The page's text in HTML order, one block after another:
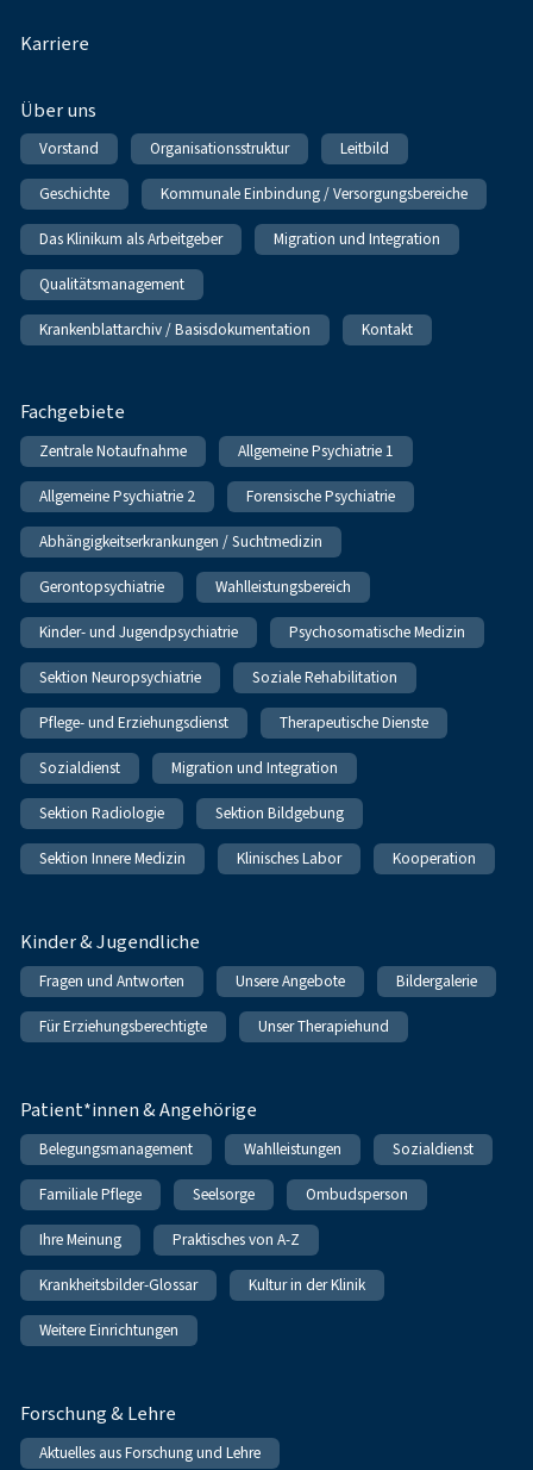
Karriere
Über uns
Vorstand Organisationsstruktur Leitbild
Geschichte Kommunale Einbindung / Versorgungsbereiche
Das Klinikum als Arbeitgeber Migration und Integration
Qualitätsmanagement
Krankenblattarchiv / Basisdokumentation Kontakt
Fachgebiete
Zentrale Notaufnahme Allgemeine Psychiatrie 1
Allgemeine Psychiatrie 2 Forensische Psychiatrie
Abhängigkeitserkrankungen / Suchtmedizin
Gerontopsychiatrie Wahlleistungsbereich
Kinder- und Jugendpsychiatrie Psychosomatische Medizin
Sektion Neuropsychiatrie Soziale Rehabilitation
Pflege- und Erziehungsdienst Therapeutische Dienste
Sozialdienst Migration und Integration
Sektion Radiologie Sektion Bildgebung
Sektion Innere Medizin Klinisches Labor Kooperation
Kinder & Jugendliche
Fragen und Antworten Unsere Angebote Bildergalerie
Für Erziehungsberechtigte Unser Therapiehund
Patient*innen & Angehörige
Belegungsmanagement Wahlleistungen Sozialdienst
Familiale Pflege Seelsorge Ombudsperson
Ihre Meinung Praktisches von A-Z
Krankheitsbilder-Glossar Kultur in der Klinik
Weitere Einrichtungen
Forschung & Lehre
Aktuelles aus Forschung und Lehre